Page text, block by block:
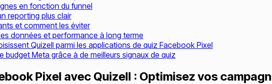
en fonction du funnel
reporting plus clair
et comment les éviter
données et performance à long terme
Quizell parmi les applications de quiz Facebook Pixel
budget Meta grâce à de meilleurs signaux de quiz
Pixel avec Quizell : Optimisez vos